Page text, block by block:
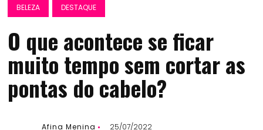
BELEZA DESTAQUE
O que acontece se ficar
muito tempo sem cortar as
pontas do cabelo?
Afina Menina 25/07/2022